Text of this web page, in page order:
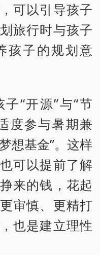
可以引导孩子
旅行时与孩子
孩子的规划意
“开源”与“节
度参与暑期兼
想基金”。这样
可以提前了解
来的钱，花起
审慎、更精打
也是建立理性